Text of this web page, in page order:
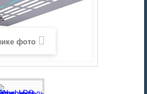
фото